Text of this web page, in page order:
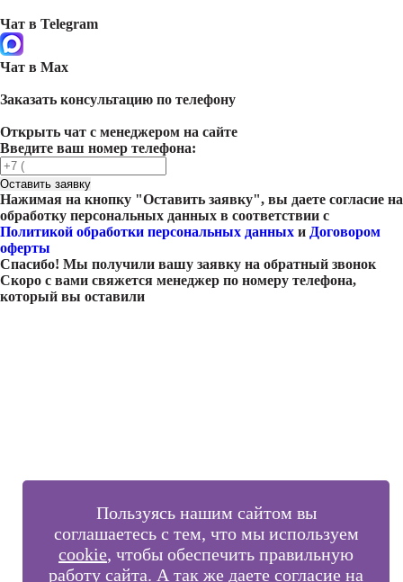
Пользуясь нашим сайтом вы
соглашаетесь с тем, что мы используем
cookie, чтобы обеспечить правильную
работу сайта. А так же даете согласие на
Чат в Telegram
Чат в Max
Заказать консультацию по телефону
Открыть чат с менеджером на сайте
Введите ваш номер телефона:
Оставить заявку
Нажимая на кнопку "Оставить заявку", вы даете согласие на
обработку персональных данных в соответствии с
Политикой обработки персональных данных и Договором
оферты
Спасибо! Мы получили вашу заявку на обратный звонок
Скоро с вами свяжется менеджер по номеру телефона,
который вы оставили
онлайн-обучения